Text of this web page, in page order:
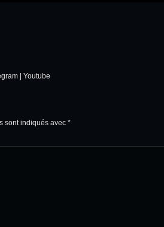
| Youtube
sont indiqués avec *